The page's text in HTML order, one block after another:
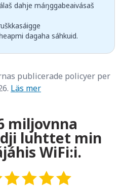
dahje máŋggabeaivásaš
dagaha sáhkuid.
publicerade policyer per
Läs mer
miljovnna
luhttet min
WiFi:i.